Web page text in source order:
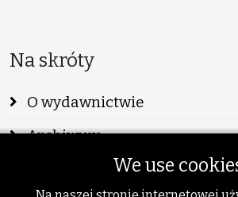
Na skróty
O wydawnictwie
Archiwum
We use